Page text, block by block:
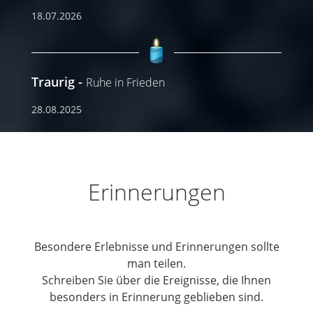
18.07.2026
Traurig Ruhe in Frieden
28.08.2025
Erinnerungen
Besondere Erlebnisse und Erinnerungen sollte
man teilen.
Schreiben Sie über die Ereignisse, die Ihnen
besonders in Erinnerung geblieben sind.